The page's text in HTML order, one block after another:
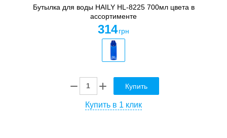
Бутылка для воды HAILY HL-8225 700мл цвета в
ассортименте
314 грн
Купить
Купить в 1 клик